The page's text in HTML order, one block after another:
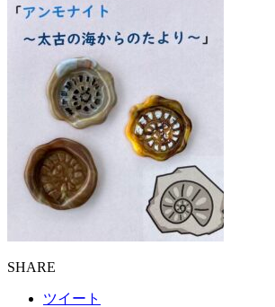
SHARE
ツイート